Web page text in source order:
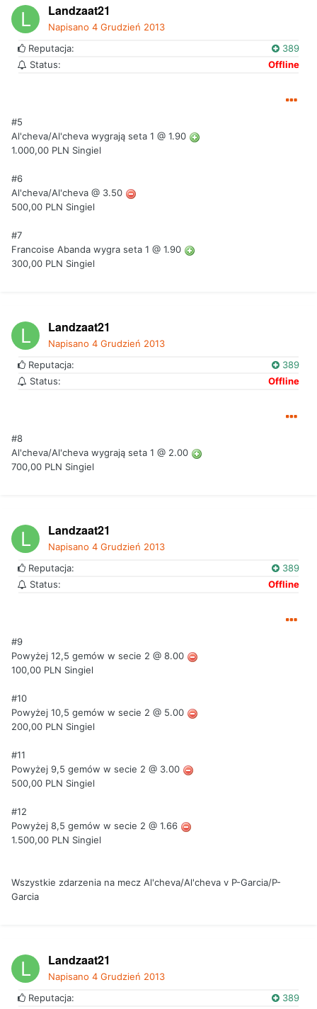
Landzaat21
Napisano 4 Grudzień 2013
Reputacja:
389
Status:
Offline
#5
Al'cheva/Al'cheva wygrają seta 1 @ 1.90
1.000,00 PLN Singiel
#6
Al'cheva/Al'cheva @ 3.50
500,00 PLN Singiel
#7
Francoise Abanda wygra seta 1 @ 1.90
300,00 PLN Singiel
Landzaat21
Napisano 4 Grudzień 2013
Reputacja:
389
Status:
Offline
#8
Al'cheva/Al'cheva wygrają seta 1 @ 2.00
700,00 PLN Singiel
Landzaat21
Napisano 4 Grudzień 2013
Reputacja:
389
Status:
Offline
#9
Powyżej 12,5 gemów w secie 2 @ 8.00
100,00 PLN Singiel
#10
Powyżej 10,5 gemów w secie 2 @ 5.00
200,00 PLN Singiel
#11
Powyżej 9,5 gemów w secie 2 @ 3.00
500,00 PLN Singiel
#12
Powyżej 8,5 gemów w secie 2 @ 1.66
1.500,00 PLN Singiel
Wszystkie zdarzenia na mecz Al'cheva/Al'cheva v P-Garcia/P-
Garcia
Landzaat21
Napisano 4 Grudzień 2013
Reputacja:
389